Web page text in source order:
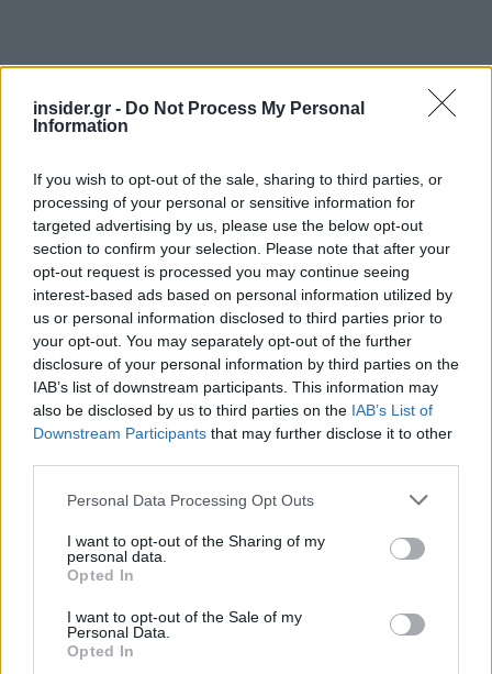
insider.gr - Do Not Process My Personal
Information
If you wish to opt-out of the sale, sharing to third parties, or
processing of your personal or sensitive information for
targeted advertising by us, please use the below opt-out
section to confirm your selection. Please note that after your
opt-out request is processed you may continue seeing
interest-based ads based on personal information utilized by
us or personal information disclosed to third parties prior to
your opt-out. You may separately opt-out of the further
disclosure of your personal information by third parties on the
IAB’s list of downstream participants. This information may
also be disclosed by us to third parties on the IAB’s List of
Downstream Participants that may further disclose it to other
Please note that this website/app uses one or more Google
not limited to your visit or usage behaviour. You may click to
grant or deny consent to Google and its third-party tags to
use your data for below specified purposes in below Google
consent section.
Personal Data Processing Opt Outs
I want to opt-out of the Sharing of my
personal data.
Opted In
I want to opt-out of the Sale of my
Personal Data.
Opted In
Ενδεικτική της σημασίας που αποδίδει ηEuronext
στη συγκεκριμένη προσπάθεια, ήταν και η
παρουσία του Chief Policy Officer του ομίλου,
Jakub Michalik , στη χθεσινή παρουσίαση. Ο
οποίος τόνισε, ανάμεσα σε άλλα, ότι μεταξύ των
χωρών στις οποίες δραστηριοποιείται ηEuronext
όλες όσες διαθέτουν δημοσιονομικό χώρο
επενδύουν σε τέτοιου είδους ή παρόμοια
προγράμματα.
Αλλαγή κουλτούρας
Πέρα από το αμιγώς τεχνικό μέρος της
πρότασης, τόσο ο